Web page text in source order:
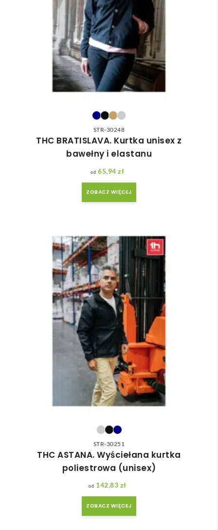
STR-30248
THC BRATISLAVA. Kurtka unisex z
bawełny i elastanu
65,94zł
ZOBACZ WIĘCEJ
STR-30251
THC ASTANA. Wyściełana kurtka
poliestrowa (unisex)
142,83 zł
ZOBACZ WIĘCEJ